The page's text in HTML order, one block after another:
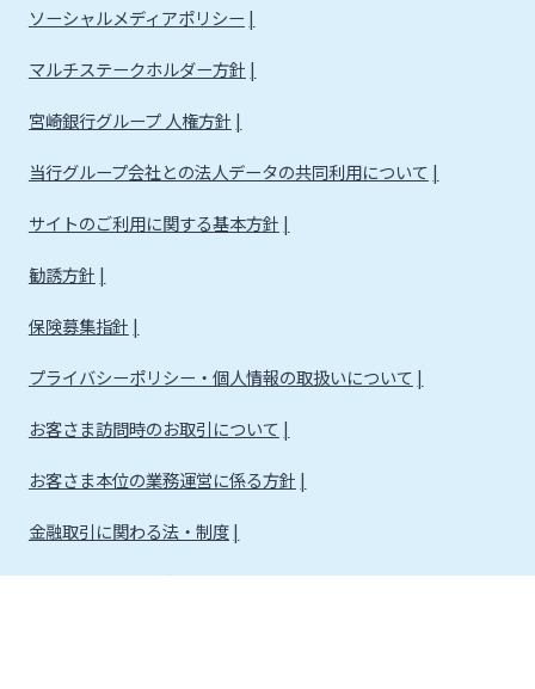
ソーシャルメディアポリシー
マルチステークホルダー方針
宮崎銀行グループ 人権方針
当行グループ会社との法人データの共同利用について
サイトのご利用に関する基本方針
勧誘方針
保険募集指針
プライバシーポリシー・個人情報の取扱いについて
お客さま訪問時のお取引について
お客さま本位の業務運営に係る方針
金融取引に関わる法・制度
金融取引に関わる方針